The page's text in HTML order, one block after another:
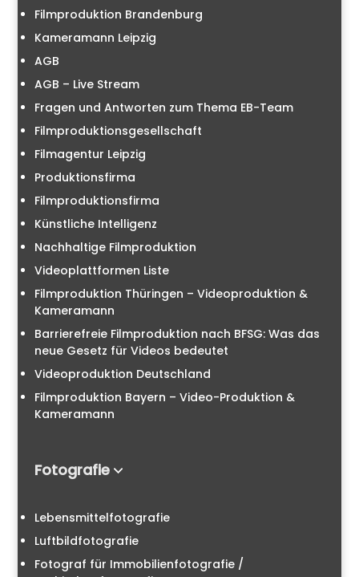
Filmproduktion Brandenburg
Kameramann Leipzig
AGB
AGB – Live Stream
Fragen und Antworten zum Thema EB-Team
Filmproduktionsgesellschaft
Filmagentur Leipzig
Produktionsfirma
Filmproduktionsfirma
Künstliche Intelligenz
Nachhaltige Filmproduktion
Videoplattformen Liste
Filmproduktion Thüringen – Videoproduktion &
Kameramann
Barrierefreie Filmproduktion nach BFSG: Was das
neue Gesetz für Videos bedeutet
Videoproduktion Deutschland
Filmproduktion Bayern – Video-Produktion &
Kameramann
Fotografie
Lebensmittelfotografie
Luftbildfotografie
Fotograf für Immobilienfotografie /